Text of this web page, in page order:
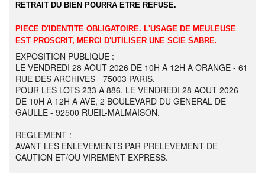
RETRAIT DU BIEN POURRA ETRE REFUSE.
PIECE D'IDENTITE OBLIGATOIRE. L'USAGE DE MEULEUSE
EST PROSCRIT, MERCI D'UTILISER UNE SCIE SABRE.
EXPOSITION PUBLIQUE :
LE VENDREDI 28 AOUT 2026 DE 10H A 12H A ORANGE - 61
RUE DES ARCHIVES - 75003 PARIS.
POUR LES LOTS 233 A 886, LE VENDREDI 28 AOUT 2026
DE 10H A 12H A AVE, 2 BOULEVARD DU GENERAL DE
GAULLE - 92500 RUEIL-MALMAISON.
REGLEMENT :
AVANT LES ENLEVEMENTS PAR PRELEVEMENT DE
CAUTION ET/OU VIREMENT EXPRESS.